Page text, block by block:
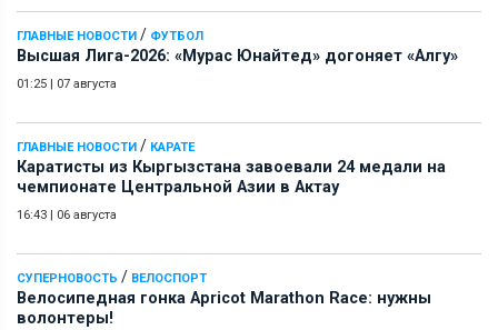
ГЛАВНЫЕ НОВОСТИ / ФУТБОЛ
Высшая Лига-2026: «Мурас Юнайтед» догоняет «Алгу»
01:25 | 07 августа
ГЛАВНЫЕ НОВОСТИ / КАРАТЕ
Каратисты из Кыргызстана завоевали 24 медали на
чемпионате Центральной Азии в Актау
16:43 | 06 августа
СУПЕРНОВОСТЬ / ВЕЛОСПОРТ
Велосипедная гонка Apricot Marathon Race: нужны
волонтеры!